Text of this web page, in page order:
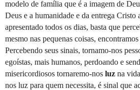
modelo de família que é a imagem de
Deus e a humanidade e da entrega Cristo
apresentado todos os dias, basta que
mesmo nas pequenas coisas,
Percebendo seus sinais, tornamo-nos
egoístas, mais humanos, perdoando e
misericordiosos tornaremo-nos luz na
nos luz para quem necessita, é sinal que